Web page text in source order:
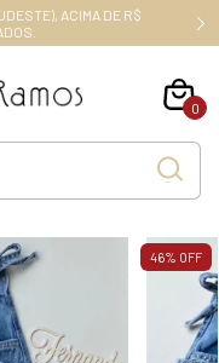
ACIMA DE R$
0
46% OFF